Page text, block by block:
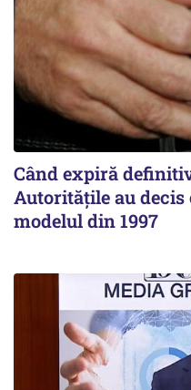
Când expiră
Autoritățile au decis
modelul din 1997